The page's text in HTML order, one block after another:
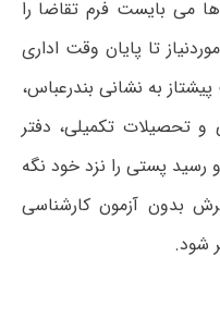
می بایست فرم تقاضا را
تا پایان وقت اداری
به نشانی بندرعباس،
و تحصیلات تکمیلی، دفتر
رسید پستی را نزد خود نگه
بدون آزمون کارشناسی